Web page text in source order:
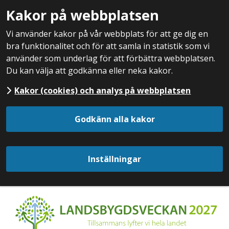
Kakor på webbplatsen
Vi använder kakor på vår webbplats för att ge dig en
bra funktionalitet och för att samla in statistik som vi
använder som underlag för att förbättra webbplatsen.
Du kan välja att godkänna eller neka kakor.
Kakor (cookies) och analys på webbplatsen
Godkänn alla kakor
Inställningar